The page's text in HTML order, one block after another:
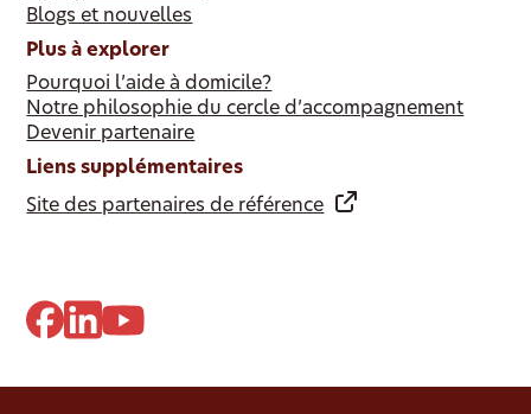
Blogs et nouvelles
Plus à explorer
Pourquoi l’aide à domicile?
Notre philosophie du cercle d’accompagnement
Devenir partenaire
Liens supplémentaires
Site des partenaires de référence